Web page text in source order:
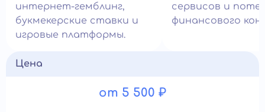
интернет-гемблинг,
букмекерские ставки и
игровые платформы.
сервисов и
финансового
Цена
от 5 500 ₽